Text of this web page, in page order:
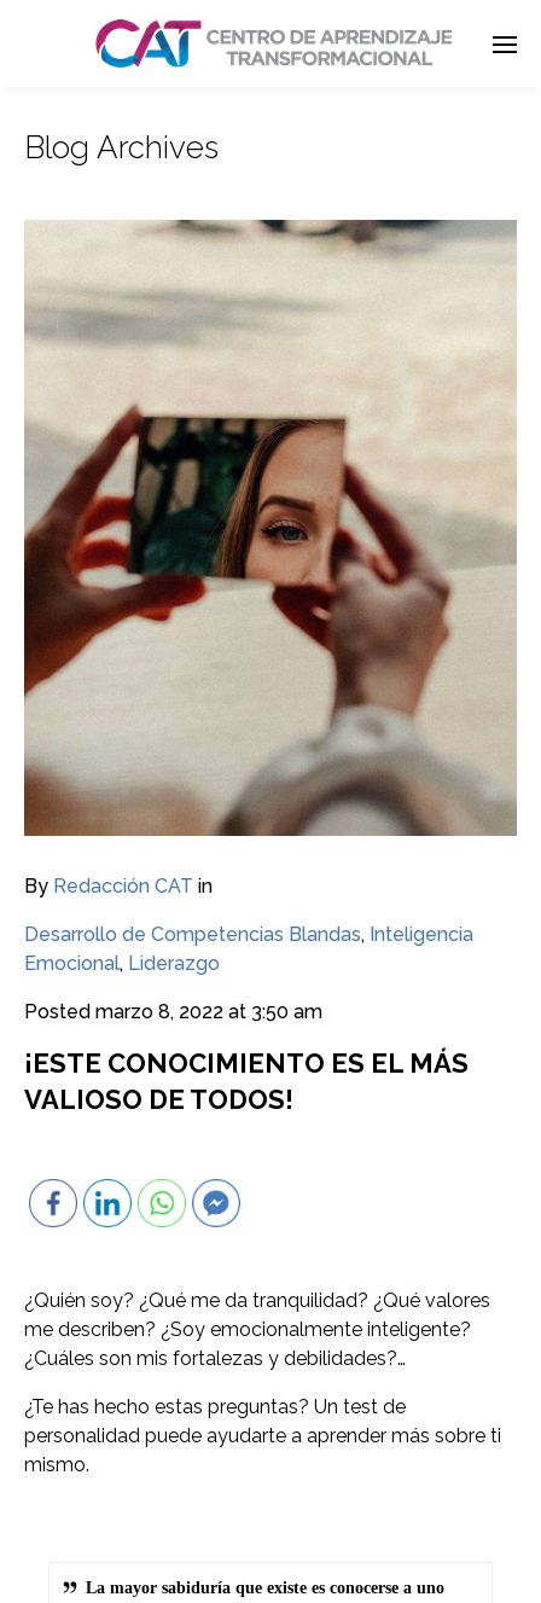
Enter tracking ID
Blog Archives
By Redacción CAT in
Desarrollo de Competencias Blandas, Inteligencia
Emocional, Liderazgo
Posted marzo 8, 2022 at 3:50 am
¡ESTE CONOCIMIENTO ES EL MÁS
VALIOSO DE TODOS!
¿Quién soy? ¿Qué me da tranquilidad? ¿Qué valores
me describen? ¿Soy emocionalmente inteligente?
¿Cuáles son mis fortalezas y debilidades?…
¿Te has hecho estas preguntas? Un test de
personalidad puede ayudarte a aprender más sobre ti
mismo.
La mayor sabiduría que existe es conocerse a uno